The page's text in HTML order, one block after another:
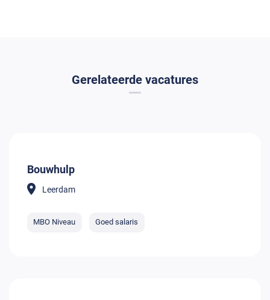
Gerelateerde vacatures
Bouwhulp
Leerdam
MBO Niveau Goed salaris